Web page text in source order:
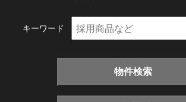
キーワード
物件検索